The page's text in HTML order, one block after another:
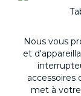
Nous vous
et
accessoires
met à